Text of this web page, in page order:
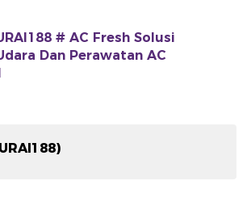
# AC Fresh Solusi
Dan Perawatan AC